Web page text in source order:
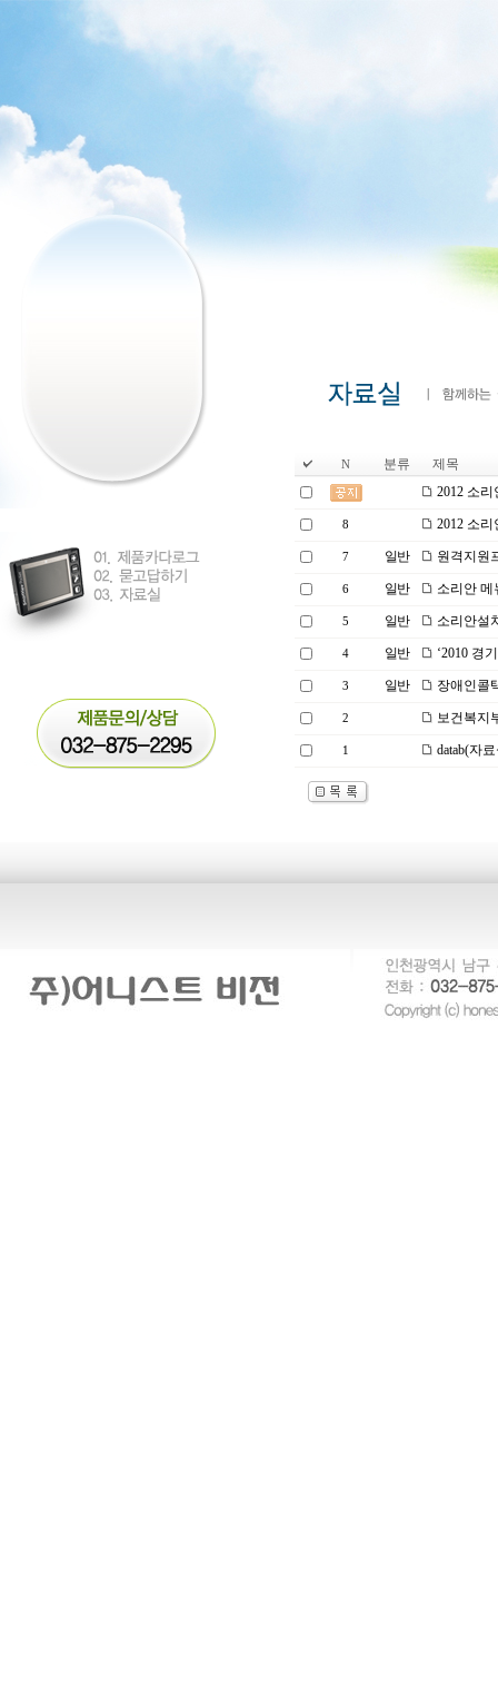
N 분류
제목
2012 소
8 2012 소
7 일반 원격지원
6 일반 소리안 메
5 일반 소리안설
4 일반 ‘2010 경
3 일반 장애인콜
2 보건복지
1 datab(자